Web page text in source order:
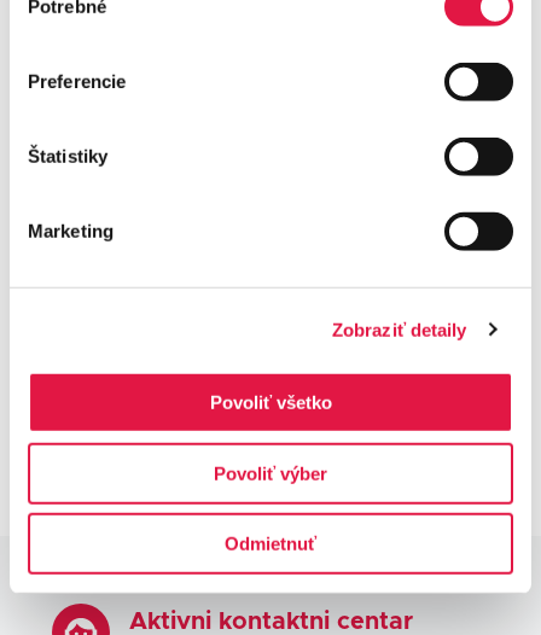
súhlasu
Potrebné
Preferencie
Štatistiky
Marketing
Zobraziť detaily
Povoliť všetko
Povoliť výber
Odmietnuť
sprječavanje prijevarnog ili neprimjerenog ponašanja.
7. Na portalu se koriste i kolačići trećih strana i
Analitički kolačići (npr. Google Analytics), koji nam
portal,
komunikaciji s korisnicima.
Podaci prikupljeni putem ovih kolačića dostupni su
Aktivni kontaktni centar